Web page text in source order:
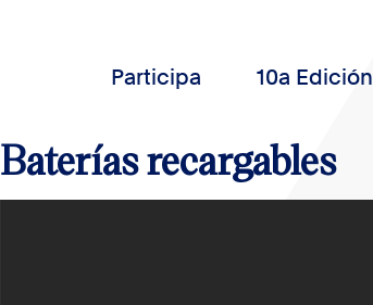
Participa 10a Edición
Baterías recargables